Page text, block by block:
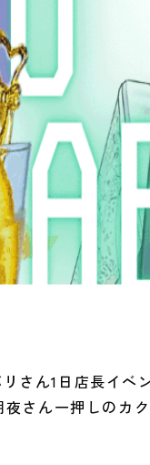
さん1日店長イベ
さん一押しのカ